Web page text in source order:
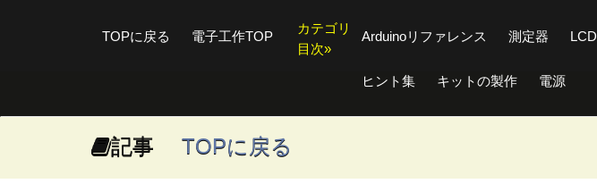
TOPに戻る 電子工作TOP
カテゴリ
目次»
Arduinoリファレンス 測定器 LCD
ヒント集 キットの製作 電源
記事 TOPに戻る